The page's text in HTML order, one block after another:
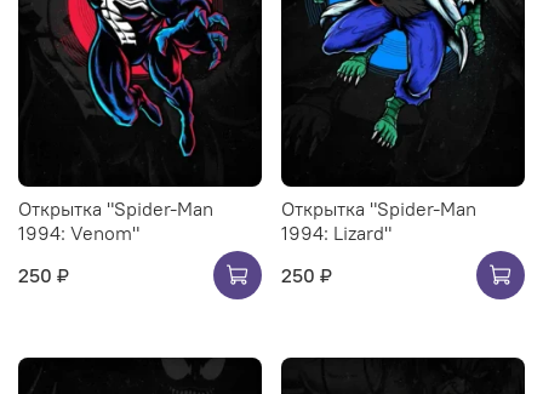
Открытка "Spider-Man
1994: Venom"
250 ₽
Открытка "Spider-Man
1994: Lizard"
250 ₽